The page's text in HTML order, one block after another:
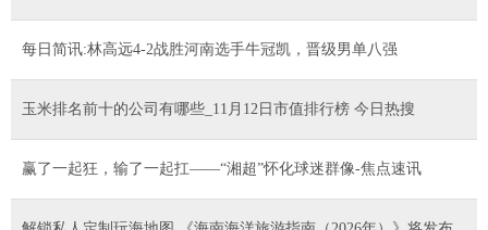
每日简讯:林高远4-2战胜河南选手牛冠凯，晋级男单八强
玉米排名前十的公司有哪些_11月12日市值排行榜 今日热搜
​赢了一起狂，输了一起扛——“湘超”怀化球迷群像-焦点速讯